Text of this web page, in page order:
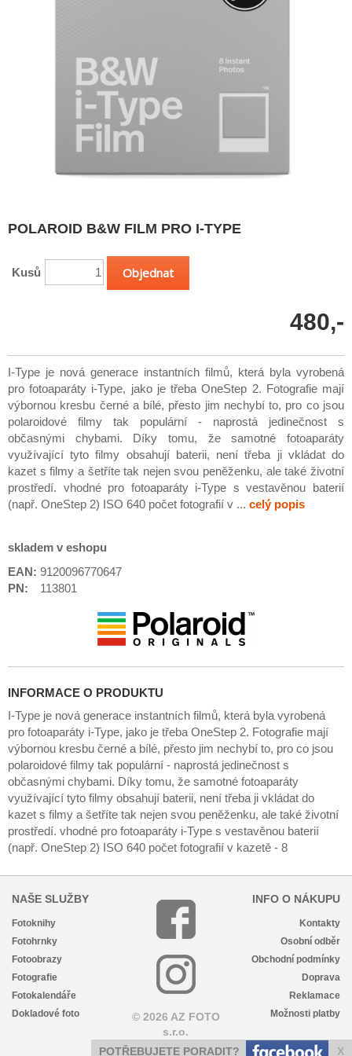
POLAROID B&W FILM PRO I-TYPE
Kusů
480,-
I-Type je nová generace instantních filmů, která byla vyrobená
pro fotoaparáty i-Type, jako je třeba OneStep 2. Fotografie mají
výbornou kresbu černé a bílé, přesto jim nechybí to, pro co jsou
polaroidové filmy tak populární - naprostá jedinečnost s
občasnými chybami. Díky tomu, že samotné fotoaparáty
využívající tyto filmy obsahují baterii, není třeba ji vkládat do
kazet s filmy a šetříte tak nejen svou peněženku, ale také životní
prostředí. vhodné pro fotoaparáty i-Type s vestavěnou baterií
(např. OneStep 2) ISO 640 počet fotografií v ... celý popis
skladem v eshopu
EAN: 9120096770647
PN:
113801
INFORMACE O PRODUKTU
I-Type je nová generace instantních filmů, která byla vyrobená
pro fotoaparáty i-Type, jako je třeba OneStep 2. Fotografie mají
výbornou kresbu černé a bílé, přesto jim nechybí to, pro co jsou
polaroidové filmy tak populární - naprostá jedinečnost s
občasnými chybami. Díky tomu, že samotné fotoaparáty
využívající tyto filmy obsahují baterii, není třeba ji vkládat do
kazet s filmy a šetříte tak nejen svou peněženku, ale také životní
prostředí. vhodné pro fotoaparáty i-Type s vestavěnou baterií
(např. OneStep 2) ISO 640 počet fotografií v kazetě - 8
NAŠE SLUŽBY
Fotoknihy
Fotohrnky
Fotoobrazy
Fotografie
Fotokalendáře
Dokladové foto
© 2026 AZ FOTO
s.r.o.
INFO O NÁKUPU
Kontakty
Osobní odběr
Obchodní podmínky
Doprava
Reklamace
Možnosti platby
POTŘEBUJETE PORADIT? X